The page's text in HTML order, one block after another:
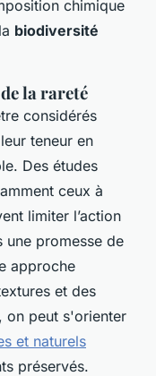
chimique
biodiversité
la rareté
considérés
teneur en
Des études
ceux à
limiter l’action
une promesse de
approche
et des
on peut s'orienter
et naturels
préservés.